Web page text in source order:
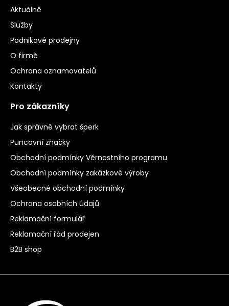
Aktuálně
Služby
Podnikové prodejny
O firmě
Ochrana oznamovatelů
Kontakty
Pro zákazníky
Jak správně vybrat šperk
Puncovní značky
Obchodní podmínky Věrnostního programu
Obchodní podmínky zakázkové výroby
Všeobecné obchodní podmínky
Ochrana osobních údajů
Reklamační formulář
Reklamační řád prodejen
B2B shop